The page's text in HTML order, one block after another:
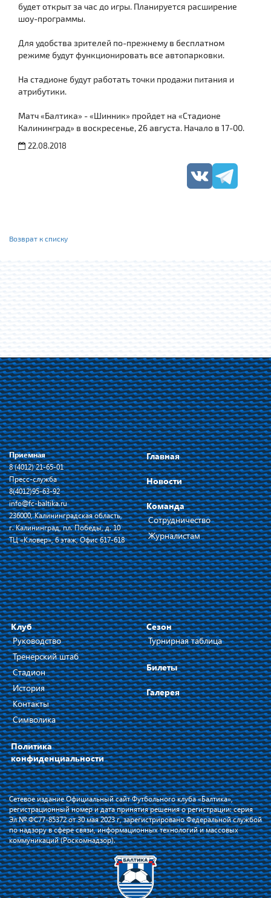
будет открыт за час до игры. Планируется расширение
шоу-программы.
Для удобства зрителей по-прежнему в бесплатном
режиме будут функционировать все автопарковки.
На стадионе будут работать точки продажи питания и
атрибутики.
Матч «Балтика» - «Шинник» пройдет на «Стадионе
Калининград» в воскресенье, 26 августа. Начало в 17-00.
22.08.2018
Возврат к списку
Приемная
8 (4012) 21-65-01
Пресс-служба
8(4012)95-63-92
info@fc-baltika.ru
236000, Калининградская область,
г. Калининград, пл. Победы, д. 10
ТЦ «Кловер», 6 этаж, Офис 617-618
Главная
Новости
Команда
Сотрудничество
Журналистам
Клуб
Руководство
Тренерский штаб
Стадион
История
Контакты
Символика
Политика
конфиденциальности
Сезон
Турнирная таблица
Билеты
Галерея
Сетевое издание Официальный сайт Футбольного клуба «Балтика»,
регистрационный номер и дата принятия решения о регистрации: серия
Эл № ФС77-85372 от 30 мая 2023 г, зарегистрировано Федеральной службой
по надзору в сфере связи, информационных технологий и массовых
коммуникаций (Роскомнадзор).